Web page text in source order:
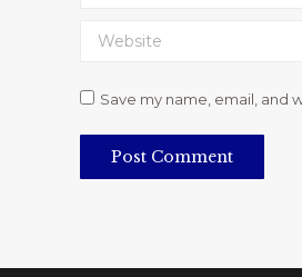
Website
Save my name, email, and
Post Comment